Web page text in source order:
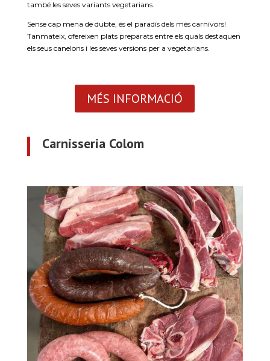
també les seves variants vegetarians.
Sense cap mena de dubte, és el paradís dels més carnívors!
Tanmateix, ofereixen plats preparats entre els quals destaquen
els seus canelons i les seves versions per a vegetarians.
MÉS INFORMACIÓ
Carnisseria Colom